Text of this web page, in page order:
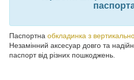
Паспортна обкладинка з
Незамінний аксесуар довго та
паспорт від різних пошкоджень.